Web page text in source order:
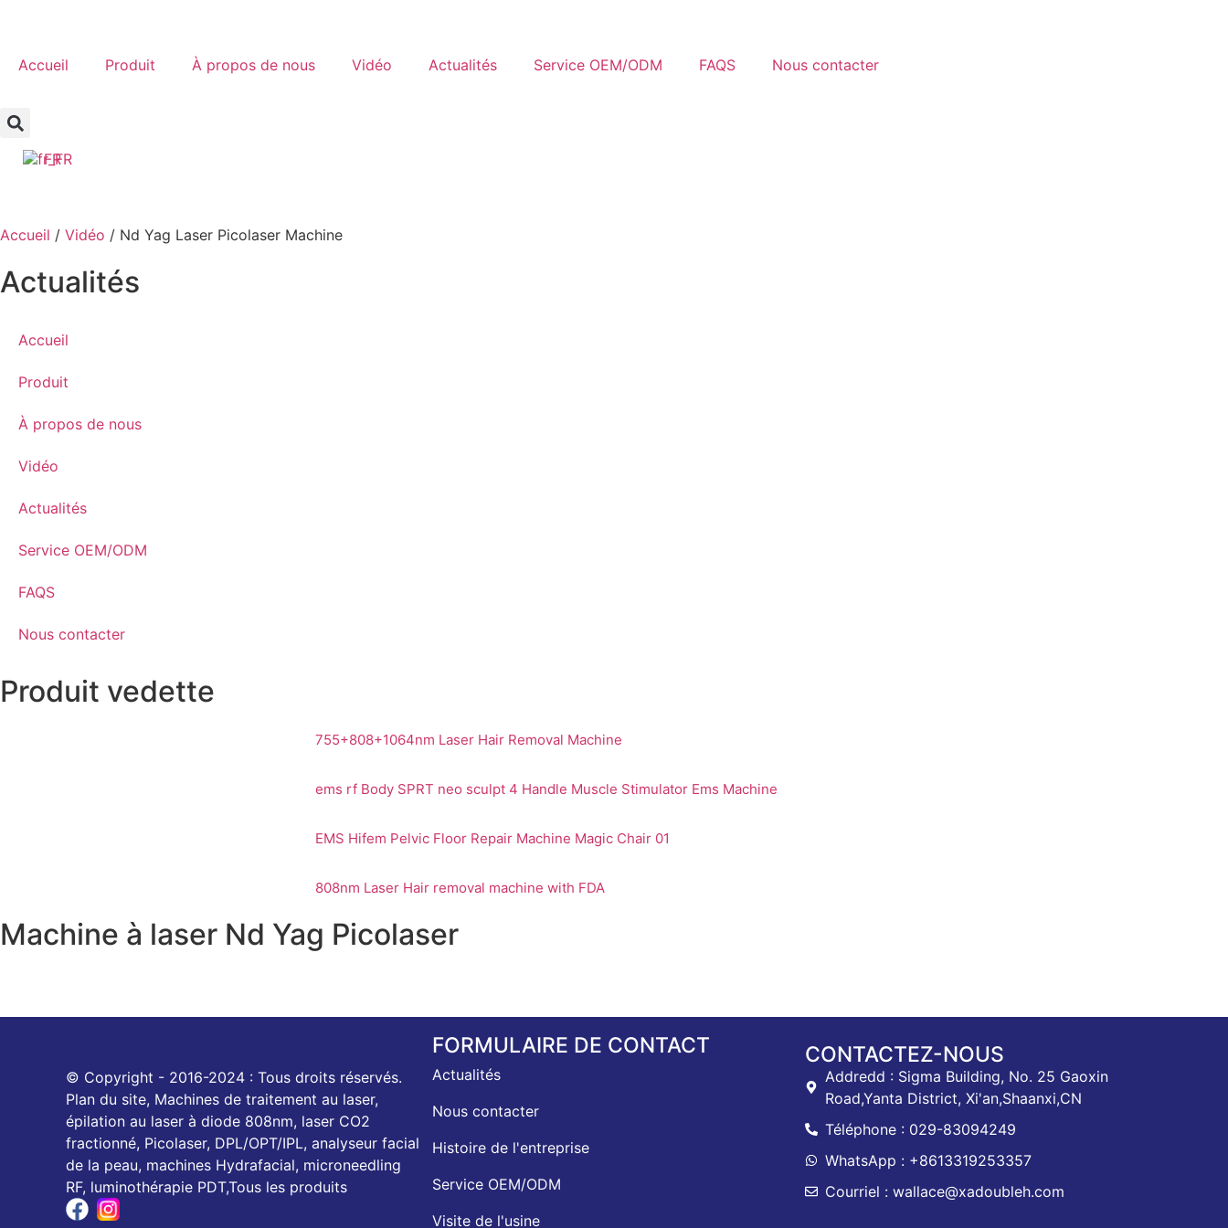
Accueil Produit À propos de nous Vidéo Actualités Service OEM/ODM FAQS Nous contacter
FR
Accueil / Vidéo / Nd Yag Laser Picolaser Machine
Actualités
Accueil
Produit
À propos de nous
Vidéo
Actualités
Service OEM/ODM
FAQS
Nous contacter
Produit vedette
755+808+1064nm Laser Hair Removal Machine
ems rf Body SPRT neo sculpt 4 Handle Muscle Stimulator Ems Machine
EMS Hifem Pelvic Floor Repair Machine Magic Chair 01
808nm Laser Hair removal machine with FDA
Machine à laser Nd Yag Picolaser
© Copyright - 2016-2024 : Tous droits réservés.
Plan du site, Machines de traitement au laser,
épilation au laser à diode 808nm, laser CO2
fractionné, Picolaser, DPL/OPT/IPL, analyseur facial
de la peau, machines Hydrafacial, microneedling
RF, luminothérapie PDT,Tous les produits
FORMULAIRE DE CONTACT
Actualités
Nous contacter
Histoire de l'entreprise
Service OEM/ODM
Visite de l'usine
CONTACTEZ-NOUS
Addredd : Sigma Building, No. 25 Gaoxin
Road,Yanta District, Xi'an,Shaanxi,CN
Téléphone : 029-83094249
WhatsApp : +8613319253357
Courriel : wallace@xadoubleh.com